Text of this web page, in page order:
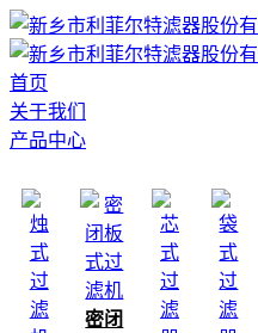
首页
关于我们
产品中心
密闭